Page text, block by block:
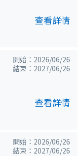
查看詳情
開始：2026/06/26
結束：2027/06/26
查看詳情
開始：2026/06/26
結束：2027/06/26